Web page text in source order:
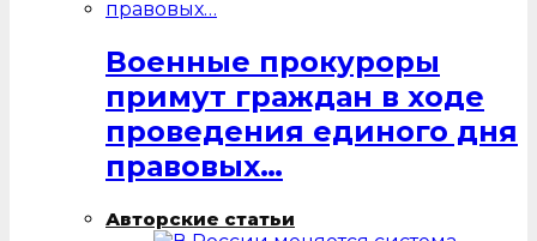
Военные прокуроры
примут граждан в ходе
проведения единого дня
правовых…
Авторские статьи